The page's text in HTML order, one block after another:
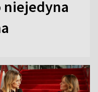
niejedyna